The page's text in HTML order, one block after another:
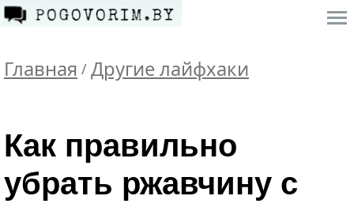
Главная / Другие лайфхаки
Как правильно
убрать ржавчину с